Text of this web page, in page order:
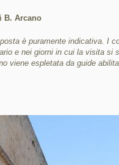
B. Arcano
è puramente indicativa. I
e nei giorni in cui la visita si
viene espletata da guide